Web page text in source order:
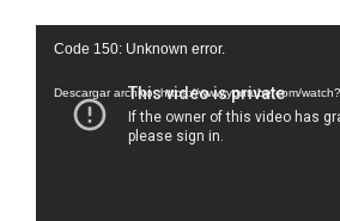
Reproductor
vídeo
Code 150: Unknown error.
Descargar archivo: https://www.youtube.com/